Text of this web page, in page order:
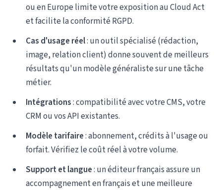
ou en Europe limite votre exposition au Cloud Act
et facilite la conformité RGPD.
Cas d'usage réel: un outil spécialisé (rédaction,
image, relation client) donne souvent de meilleurs
résultats qu'un modèle généraliste sur une tâche
métier.
Intégrations: compatibilité avec votre CMS, votre
CRM ou vos API existantes.
Modèle tarifaire: abonnement, crédits à l'usage ou
forfait. Vérifiez le coût réel à votre volume.
Support et langue: un éditeur français assure un
accompagnement en français et une meilleure